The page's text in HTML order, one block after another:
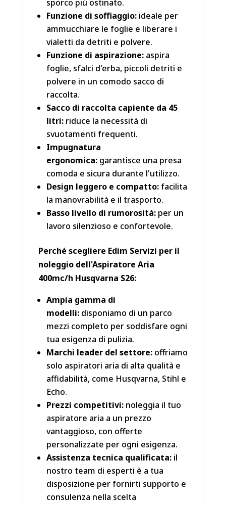
sporco più ostinato.
Funzione di soffiaggio:ideale per
ammucchiare le foglie e liberare i
vialetti da detriti e polvere.
Funzione di aspirazione:aspira
foglie, sfalci d'erba, piccoli detriti e
polvere in un comodo sacco di
raccolta.
Sacco di raccolta capiente da 45
litri:riduce la necessità di
svuotamenti frequenti.
Impugnatura
ergonomica:garantisce una presa
comoda e sicura durante l'utilizzo.
Design leggero e compatto:facilita
la manovrabilità e il trasporto.
Basso livello di rumorosità:per un
lavoro silenzioso e confortevole.
Perché scegliere Edim Servizi per il
noleggio dell'Aspiratore Aria
400mc/h Husqvarna S26:
Ampia gamma di
modelli:disponiamo di un parco
mezzi completo per soddisfare ogni
tua esigenza di pulizia.
Marchi leader del settore:offriamo
solo aspiratori aria di alta qualità e
affidabilità, come Husqvarna, Stihl e
Echo.
Prezzi competitivi:noleggia il tuo
aspiratore aria a un prezzo
vantaggioso, con offerte
personalizzate per ogni esigenza.
Assistenza tecnica qualificata:il
nostro team di esperti è a tua
disposizione per fornirti supporto e
consulenza nella scelta